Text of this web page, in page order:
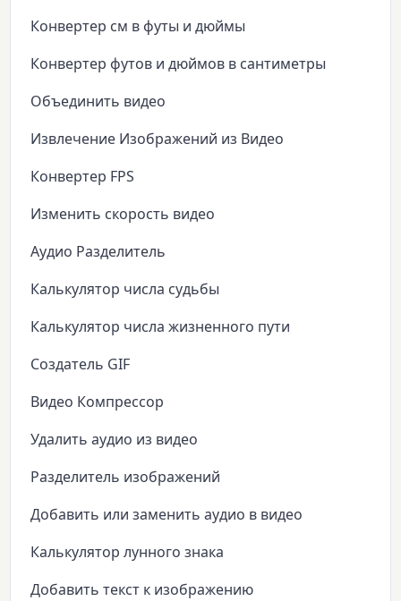
Конвертер см в футы и дюймы
Конвертер футов и дюймов в сантиметры
Объединить видео
Извлечение Изображений из Видео
Конвертер FPS
Изменить скорость видео
Аудио Разделитель
Калькулятор числа судьбы
Калькулятор числа жизненного пути
Создатель GIF
Видео Компрессор
Удалить аудио из видео
Разделитель изображений
Добавить или заменить аудио в видео
Калькулятор лунного знака
Добавить текст к изображению